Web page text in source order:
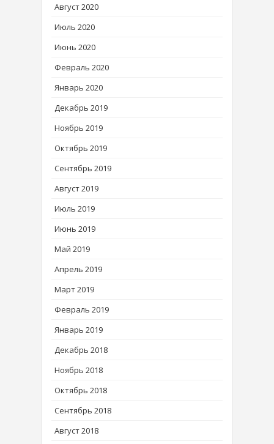
Август 2020
Июль 2020
Июнь 2020
Февраль 2020
Январь 2020
Декабрь 2019
Ноябрь 2019
Октябрь 2019
Сентябрь 2019
Август 2019
Июль 2019
Июнь 2019
Май 2019
Апрель 2019
Март 2019
Февраль 2019
Январь 2019
Декабрь 2018
Ноябрь 2018
Октябрь 2018
Сентябрь 2018
Август 2018